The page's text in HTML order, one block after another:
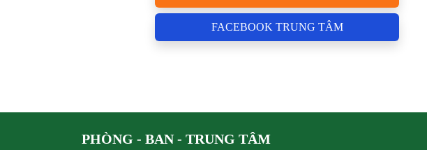
FACEBOOK TRUNG TÂM
PHÒNG - BAN - TRUNG TÂM